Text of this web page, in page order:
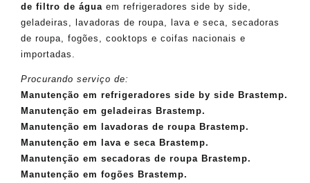
de filtro de água em refrigeradores side by side,
geladeiras, lavadoras de roupa, lava e seca, secadoras
de roupa, fogões, cooktops e coifas nacionais e
importadas.
Procurando serviço de:
Manutenção em refrigeradores side by side Brastemp.
Manutenção em geladeiras Brastemp.
Manutenção em lavadoras de roupa Brastemp.
Manutenção em lava e seca Brastemp.
Manutenção em secadoras de roupa Brastemp.
Manutenção em fogões Brastemp.